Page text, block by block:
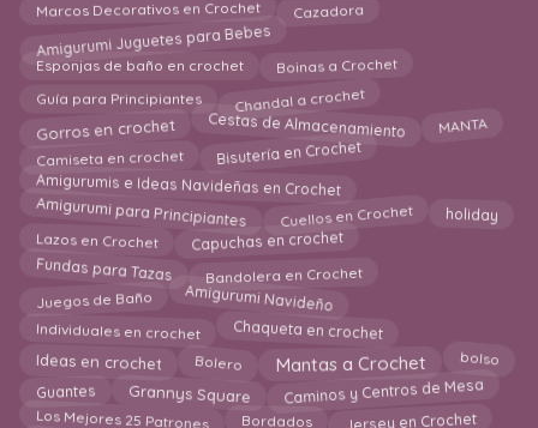
Marcos Decorativos en Crochet Cazadora
Amigurumi Juguetes para Bebes
Esponjas de baño en crochet Boinas a Crochet
Guía para Principiantes Chandal a crochet
Gorros en crochet Cestas de Almacenamiento MANTA
Camiseta en crochet Bisutería en Crochet
Amigurumis e Ideas Navideñas en Crochet
Amigurumi para Principiantes Cuellos en Crochet holiday
Lazos en Crochet Capuchas en crochet
Fundas para Tazas Bandolera en Crochet
Juegos de Baño Amigurumi Navideño
Individuales en crochet Chaqueta en crochet
Ideas en crochet Bolero Mantas a Crochet bolso
Guantes Grannys Square Caminos y Centros de Mesa
Los Mejores 25 Patrones